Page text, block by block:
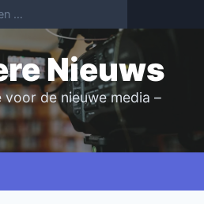
Nieuws
de nieuwe media –